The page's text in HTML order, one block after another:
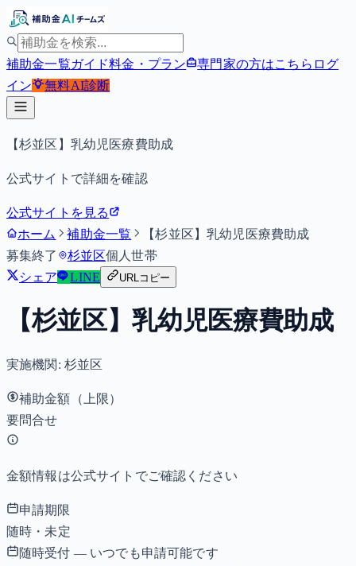
補助金一覧ガイド料金・プラン 専門家の方はこちら ログ
イン
無料AI診断
【杉並区】乳幼児医療費助成
公式サイトで詳細を確認
公式サイトを見る
ホーム
補助金一覧
【杉並区】乳幼児医療費助成
募集終了
杉並区個人世帯
シェア
LINE URLコピー
【杉並区】乳幼児医療費助成
実施機関: 杉並区
補助金額（上限）
要問合せ
金額情報は公式サイトでご確認ください
申請期限
随時・未定
随時受付 — いつでも申請可能です